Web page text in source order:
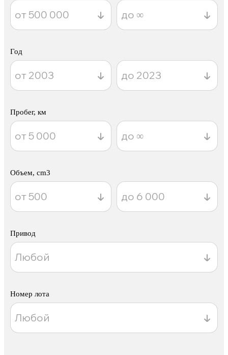
Год
Пробег, км
Объем, cm3
Привод
Номер лота